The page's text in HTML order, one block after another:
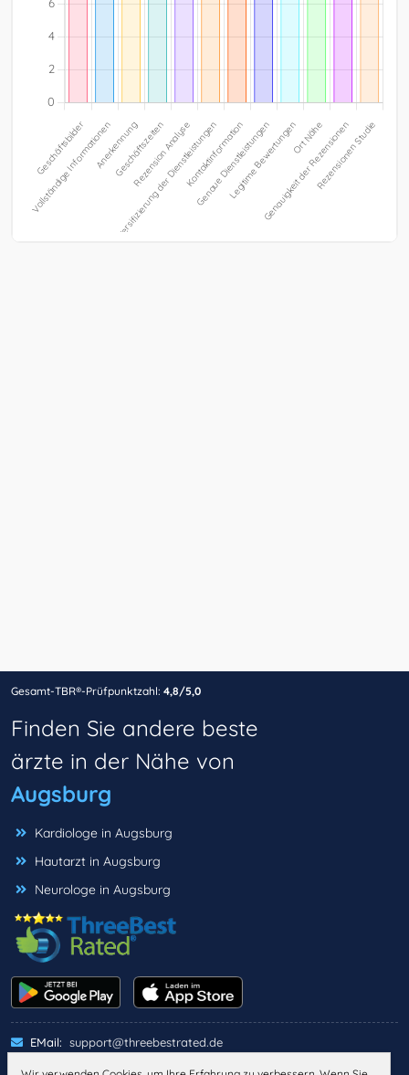
Gesamt-TBR®-Prüfpunktzahl: 4,8/5,0
Finden Sie andere beste
ärzte in der Nähe von
Augsburg
Kardiologe in Augsburg
Hautarzt in Augsburg
Neurologe in Augsburg
EMail: support@threebestrated.de